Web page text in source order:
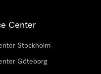
Center
Stockholm
Göteborg